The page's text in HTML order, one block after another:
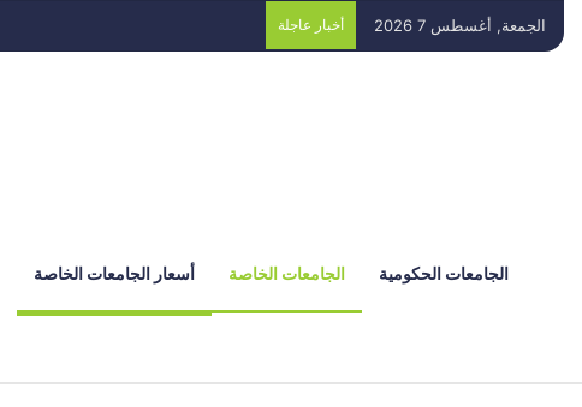
الجمعة, أغسطس 7 2026 أخبار عاجلة
الجامعات الحكومية الجامعات الخاصة أسعار الجامعات الخاصة